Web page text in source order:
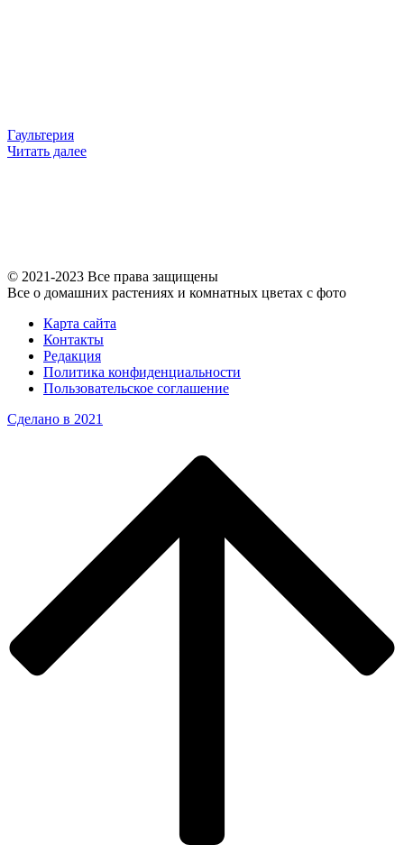
Гаультерия
Читать далее
© 2021-2023 Все права защищены
Все о домашних растениях и комнатных цветах с фото
Карта сайта
Контакты
Редакция
Политика конфиденциальности
Пользовательское соглашение
Сделано в 2021